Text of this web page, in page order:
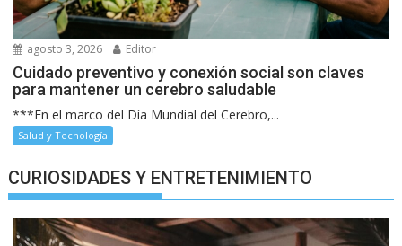
agosto 3, 2026 Editor
Cuidado preventivo y conexión social son claves
para mantener un cerebro saludable
***En el marco del Día Mundial del Cerebro,...
Salud y Tecnología
CURIOSIDADES Y ENTRETENIMIENTO